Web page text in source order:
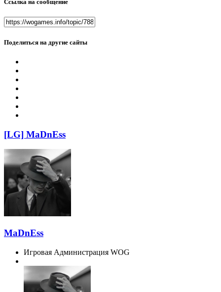
Ссылка на сообщение
Поделиться на другие сайты
[LG] MaDnEss
MaDnEss
Игровая Администрация WOG